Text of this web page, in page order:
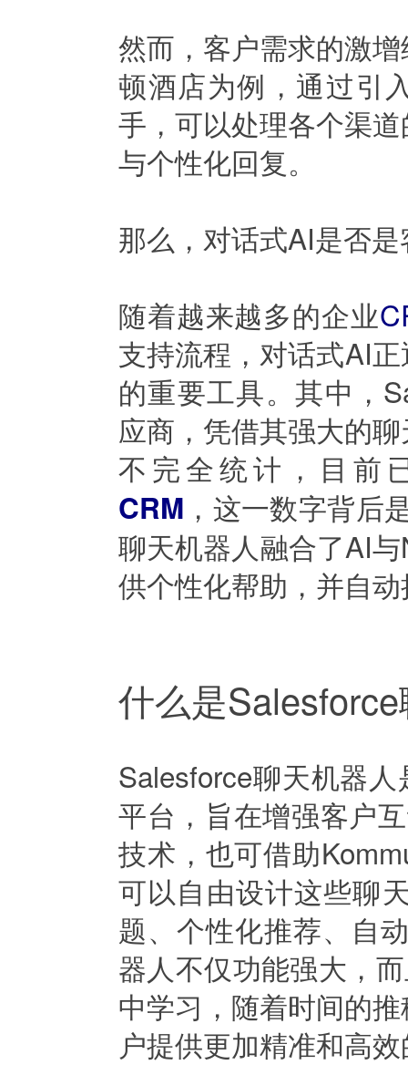
然而，客户需求的激
顿酒店为例，通过引
手，可以处理各个渠
与个性化回复。
那么，对话式AI是否
随着越来越多的企业
支持流程，对话式AI
的重要工具。其中，
应商，凭借其强大的
不完全统计，目前
CRM ，这一数字背后
聊天机器人融合了AI
供个性化帮助，并自
什么是
Salesforce聊天机器
平台，旨在增强客户
技术，也可借助
可以自由设计这些聊
题、个性化推荐、自
器人不仅功能强大，
中学习，随着时间的
户提供更加精准和高